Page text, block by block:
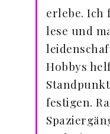
erlebe. Ich
lese und
Hobbys
festigen.